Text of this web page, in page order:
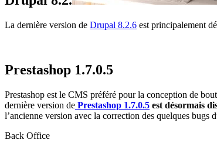
La dernière version de Drupal 8.2.6 est principalement
Prestashop 1.7.0.5
Prestashop est le CMS préféré pour la conception de
dernière version de Prestashop 1.7.0.5 est désormais
l’ancienne version avec la correction des quelques
Back Office